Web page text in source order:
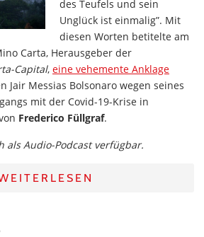
des Teufels und sein
Unglück ist einmalig”. Mit
diesen Worten betitelte am
Carta, Herausgeber der
Capital, eine vehemente Anklage
Jair Messias Bolsonaro wegen seines
mit der Covid-19-Krise in
Frederico Füllgraf.
als Audio-Podcast verfügbar.